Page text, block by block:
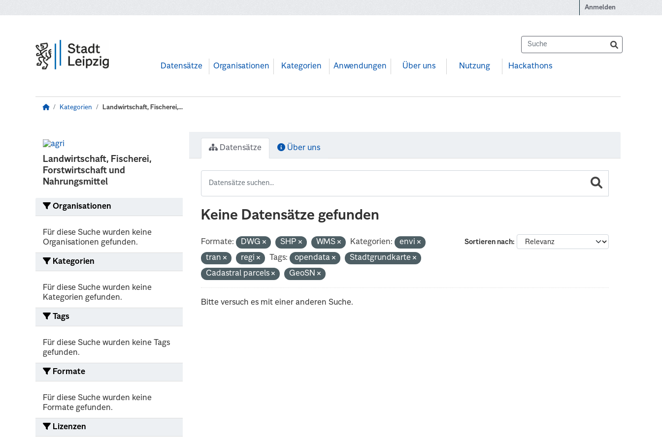
Anmelden
Datensätze Organisationen Kategorien Anwendungen Über uns Nutzung Hackathons
Kategorien Landwirtschaft, Fischerei,...
Landwirtschaft, Fischerei,
Forstwirtschaft und
Nahrungsmittel
Organisationen
Für diese Suche wurden keine
Organisationen gefunden.
Kategorien
Für diese Suche wurden keine
Kategorien gefunden.
Tags
Für diese Suche wurden keine Tags
gefunden.
Formate
Für diese Suche wurden keine
Formate gefunden.
Lizenzen
Datensätze Über uns
Keine Datensätze gefunden
Sortieren nach
Formate: DWG SHP WMS Kategorien:
envi
tran
regi Tags: opendata
Stadtgrundkarte
Cadastral parcels
GeoSN
Bitte versuch es mit einer anderen Suche.